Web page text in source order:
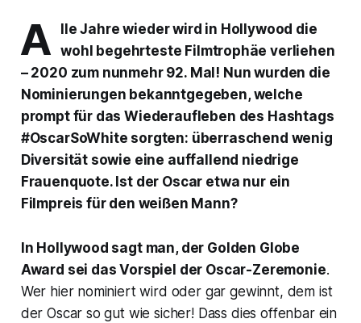
A
lle Jahre wieder wird in Hollywood die
wohl begehrteste Filmtrophäe verliehen
– 2020 zum nunmehr 92. Mal! Nun wurden die
Nominierungen bekanntgegeben, welche
prompt für das Wiederaufleben des Hashtags
#OscarSoWhite sorgten: überraschend wenig
Diversität sowie eine auffallend niedrige
Frauenquote. Ist der Oscar etwa nur ein
Filmpreis für den weißen Mann?
In Hollywood sagt man, der Golden Globe
Award sei das Vorspiel der Oscar-Zeremonie.
Wer hier nominiert wird oder gar gewinnt, dem ist
der Oscar so gut wie sicher! Dass dies offenbar ein